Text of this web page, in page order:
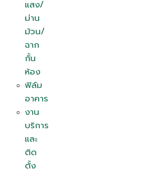
แสง/
ม่าน
ม้วน/
ฉาก
กั้น
ห้อง
ฟิล์ม
อาคาร
งาน
บริการ
และ
ติด
ตั้ง